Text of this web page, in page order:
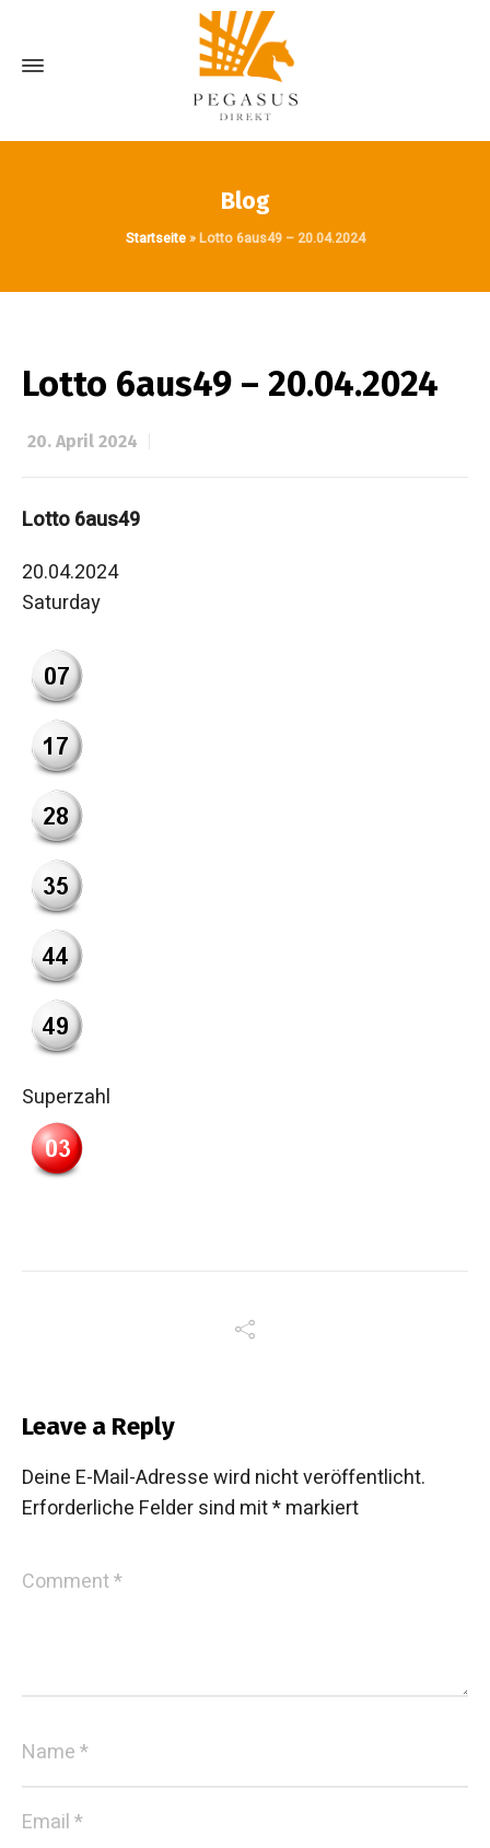
Blog
Startseite»Lotto 6aus49 – 20.04.2024
Lotto 6aus49 – 20.04.2024
20. April 2024
Lotto 6aus49
20.04.2024
Saturday
Superzahl
Leave a Reply
Deine E-Mail-Adresse wird nicht veröffentlicht.
Erforderliche Felder sind mit*markiert